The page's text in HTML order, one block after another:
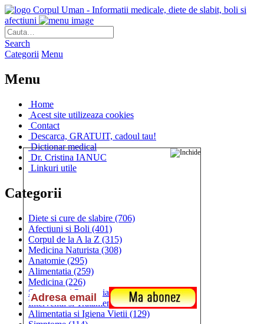
Corpul Uman - Informatii medicale, diete de slabit, boli si
afectiuni
Search
Categorii Menu
Menu
Home
Acest site utilizeaza cookies
Contact
Descarca, GRATUIT, cadoul tau!
Dictionar medical
Dr. Cristina IANUC
Linkuri utile
Categorii
Diete si cure de slabire (706)
Afectiuni si Boli (401)
Corpul de la A la Z (315)
Medicina Naturista (308)
Anatomie (295)
Alimentatia (259)
Medicina (226)
Sanatatea si Preventia(170)
Interventii si Tratamente(167)
Alimentatia si Igiena Vietii (129)